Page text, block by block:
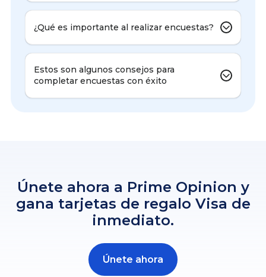
¿Qué es importante al realizar encuestas?
Estos son algunos consejos para
completar encuestas con éxito
Únete ahora a Prime Opinion y
gana tarjetas de regalo Visa de
inmediato.
Únete ahora